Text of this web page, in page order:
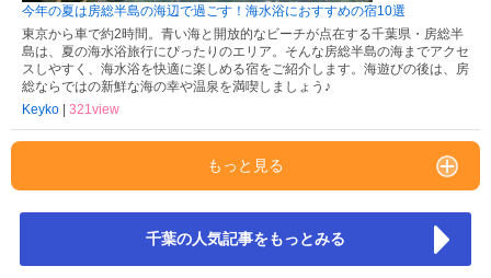
今年の夏は房総半島の海辺で過ごす！海水浴におすすめの宿10選
東京から車で約2時間。青い海と開放的なビーチが点在する千葉県・房総半
島は、夏の海水浴旅行にぴったりのエリア。そんな房総半島の海までアクセ
スしやすく、海水浴を快適に楽しめる宿をご紹介します。海遊びの後は、房
総ならではの新鮮な海の幸や温泉を満喫しましょう♪
Keyko | 321view
もっと見る
千葉の人気記事をもっとみる